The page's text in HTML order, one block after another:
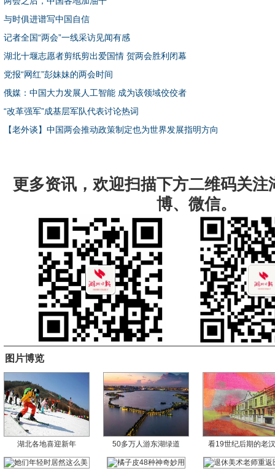
与时俱进谱写中国自信
记者全国“两会”一线采访见闻有感
湖北十堰志愿者剪纸剪出爱国情 贺两会胜利闭幕
党报“网红”彭妹妹的两会时间
俄媒：中国大力发展人工智能 成为该领域佼佼者
“改革强军”成基层军队代表讨论热词
【老外谈】中国两会推动政策制定也为世界发展指明方向
更多资讯，欢迎扫描下方二维码关注
博、微信。
图片博览
湖北各地喜迎新年 50多万人游东湖绿道 看19世纪后期的老